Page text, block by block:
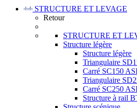
STRUCTURE ET LEVAGE
Retour
STRUCTURE ET
Structure légère
Structure légère
Triangulaire
Carré SC150
Triangulaire
Carré SC250
Structure à rail